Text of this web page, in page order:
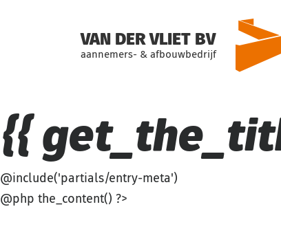
VAN DER VLIET BV
aannemers- & afbouwbedrijf
{{
@include('partials/entry-meta')
@php the_content() ?>